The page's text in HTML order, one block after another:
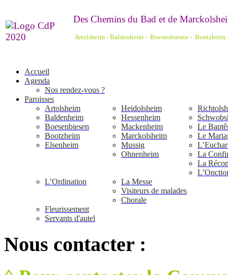
Des Chemins du Bad et de
Artolsheim - Baldenheim - Boesenbiesen -
Accueil
Agenda
Nos rendez-vous ?
Paroisses
Artolsheim
Baldenheim
Boesenbiesen
Bootzheim
Elsenheim
Heidolsheim
Hessenheim
Mackenheim
Marckolsheim
Mussig
Ohnenheim
Le
Le
La
La
L’Ordination
La Messe
Visiteurs de malades
Chorale
Fleurissement
Servants d'autel
Nous contacter :